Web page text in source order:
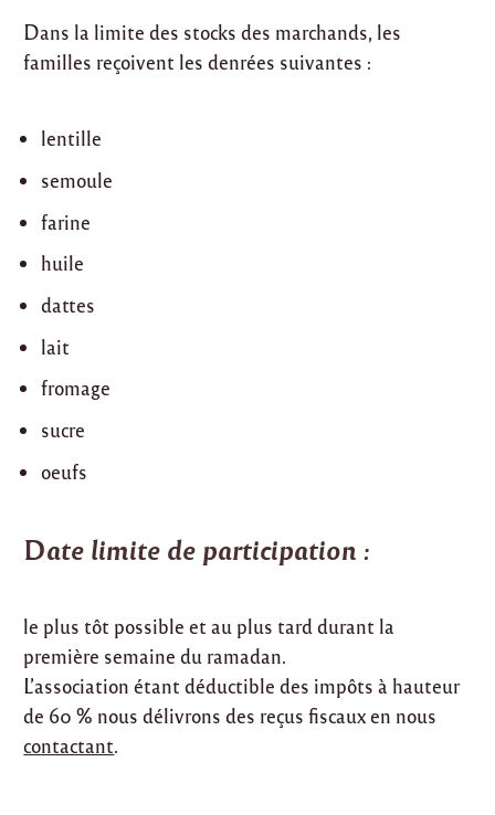
Dans la limite des stocks des marchands, les
familles reçoivent les denrées suivantes :
lentille
semoule
farine
huile
dattes
lait
fromage
sucre
oeufs
Date limite de participation :
le plus tôt possible et au plus tard durant la
première semaine du ramadan.
L’association étant déductible des impôts à hauteur
de 60 % nous délivrons des reçus fiscaux en nous
contactant.